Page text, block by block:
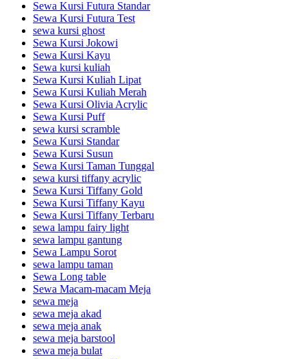
Sewa Kursi Futura Standar
Sewa Kursi Futura Test
sewa kursi ghost
Sewa Kursi Jokowi
Sewa Kursi Kayu
Sewa kursi kuliah
Sewa Kursi Kuliah Lipat
Sewa Kursi Kuliah Merah
Sewa Kursi Olivia Acrylic
Sewa Kursi Puff
sewa kursi scramble
Sewa Kursi Standar
Sewa Kursi Susun
Sewa Kursi Taman Tunggal
sewa kursi tiffany acrylic
Sewa Kursi Tiffany Gold
Sewa Kursi Tiffany Kayu
Sewa Kursi Tiffany Terbaru
sewa lampu fairy light
sewa lampu gantung
Sewa Lampu Sorot
sewa lampu taman
Sewa Long table
Sewa Macam-macam Meja
sewa meja
sewa meja akad
sewa meja anak
sewa meja barstool
sewa meja bulat